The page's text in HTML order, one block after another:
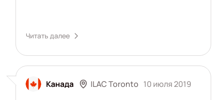
Читать далее
Канада ILAC Toronto 10 июля 2019